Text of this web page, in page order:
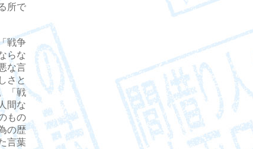
所で
戦争
らな
な言
さと
「戦
間な
もの
の歴
言葉